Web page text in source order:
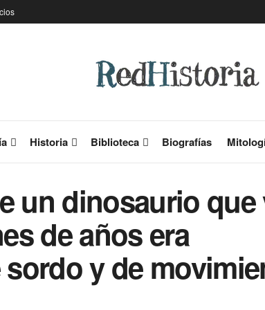
Historia Biblioteca Biografías
un dinosaurio
de años era
y de